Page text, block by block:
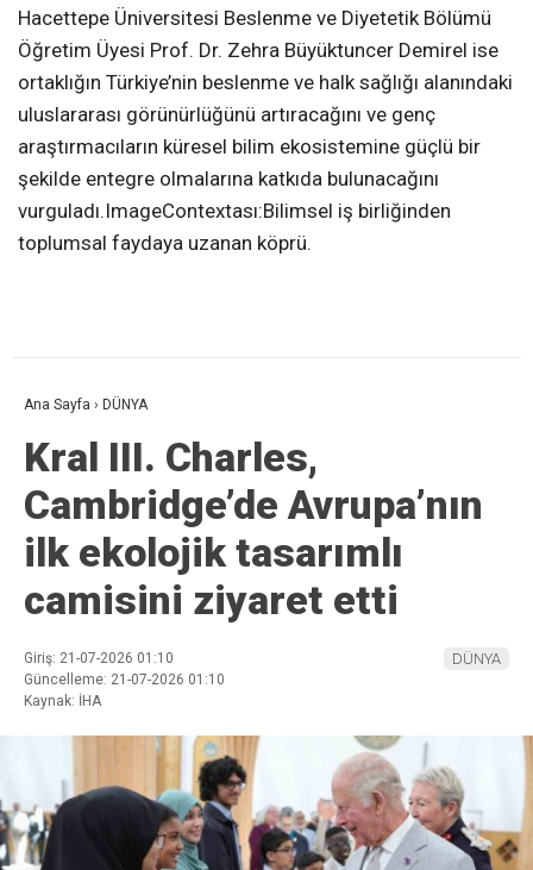
Hacettepe Üniversitesi Beslenme ve Diyetetik Bölümü
Öğretim Üyesi Prof. Dr. Zehra Büyüktuncer Demirel ise
ortaklığın Türkiye’nin beslenme ve halk sağlığı alanındaki
uluslararası görünürlüğünü artıracağını ve genç
araştırmacıların küresel bilim ekosistemine güçlü bir
şekilde entegre olmalarına katkıda bulunacağını
vurguladı.ImageContextası:Bilimsel iş birliğinden
toplumsal faydaya uzanan köprü.
Ana Sayfa › DÜNYA
Kral III. Charles,
Cambridge’de Avrupa’nın
ilk ekolojik tasarımlı
camisini ziyaret etti
Giriş: 21-07-2026 01:10
Güncelleme: 21-07-2026 01:10
Kaynak: İHA
DÜNYA